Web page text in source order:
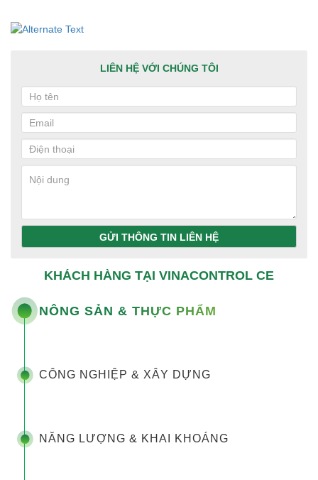
LIÊN HỆ VỚI CHÚNG TÔI
GỬI THÔNG TIN LIÊN HỆ
KHÁCH HÀNG TẠI VINACONTROL CE
NÔNG SẢN & THỰC PHẨM
CÔNG NGHIỆP & XÂY DỰNG
NĂNG LƯỢNG & KHAI KHOÁNG